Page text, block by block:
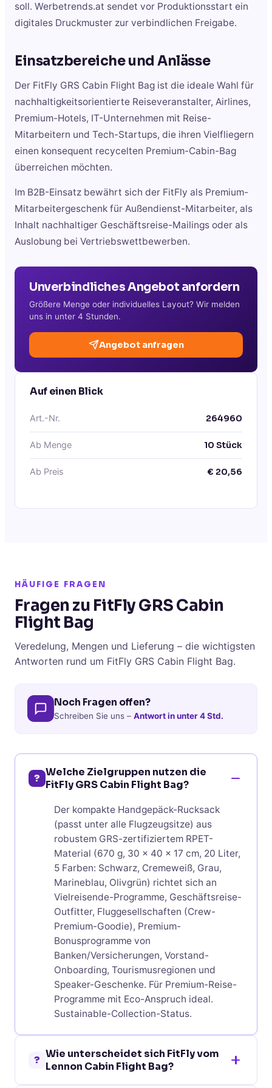
soll. Werbetrends.at sendet vor Produktionsstart ein
digitales Druckmuster zur verbindlichen Freigabe.
Einsatzbereiche und Anlässe
Der FitFly GRS Cabin Flight Bag ist die ideale Wahl für
nachhaltigkeitsorientierte Reiseveranstalter, Airlines,
Premium-Hotels, IT-Unternehmen mit Reise-
Mitarbeitern und Tech-Startups, die ihren Vielfliegern
einen konsequent recycelten Premium-Cabin-Bag
überreichen möchten.
Im B2B-Einsatz bewährt sich der FitFly als Premium-
Mitarbeitergeschenk für Außendienst-Mitarbeiter, als
Inhalt nachhaltiger Geschäftsreise-Mailings oder als
Auslobung bei Vertriebswettbewerben.
Unverbindliches Angebot anfordern
Größere Menge oder individuelles Layout? Wir melden
uns in unter 4 Stunden.
Angebot anfragen
Auf einen Blick
Art.-Nr. 264960
Ab Menge 10 Stück
Ab Preis € 20,56
HÄUFIGE FRAGEN
Fragen zu FitFly GRS Cabin
Flight Bag
Veredelung, Mengen und Lieferung – die wichtigsten
Antworten rund um FitFly GRS Cabin Flight Bag.
Noch Fragen offen?
Schreiben Sie uns – Antwort in unter 4 Std.
? Welche Zielgruppen nutzen die
FitFly GRS Cabin Flight Bag?
Der kompakte Handgepäck-Rucksack
(passt unter alle Flugzeugsitze) aus
robustem GRS-zertifiziertem RPET-
Material (670 g, 30 x 40 x 17 cm, 20 Liter,
5 Farben: Schwarz, Cremeweiß, Grau,
Marineblau, Olivgrün) richtet sich an
Vielreisende-Programme, Geschäftsreise-
Outfitter, Fluggesellschaften (Crew-
Premium-Goodie), Premium-
Bonusprogramme von
Banken/Versicherungen, Vorstand-
Onboarding, Tourismusregionen und
Speaker-Geschenke. Für Premium-Reise-
Programme mit Eco-Anspruch ideal.
Sustainable-Collection-Status.
? Wie unterscheidet sich FitFly vom
Lennon Cabin Flight Bag?